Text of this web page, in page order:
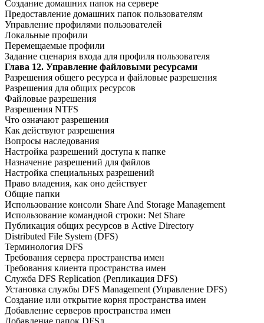
Создание домашних папок на сервере
Предоставление домашних папок пользователям
Управление профилями пользователей
Локальные профили
Перемещаемые профили
Задание сценария входа для профиля пользователя
Глава 12. Управление файловыми ресурсами
Разрешения общего ресурса и файловые разрешения
Разрешения для общих ресурсов
Файловые разрешения
Разрешения NTFS
Что означают разрешения
Как действуют разрешения
Вопросы наследования
Настройка разрешений доступа к папке
Назначение разрешений для файлов
Настройка специальных разрешений
Право владения, как оно действует
Общие папки
Использование консоли Share And Storage Management
Использование командной строки: Net Share
Публикация общих ресурсов в Active Directory
Distributed File System (DFS)
Терминология DFS
Требования сервера пространства имен
Требования клиента пространства имен
Служба DFS Replication (Репликация DFS)
Установка службы DFS Management (Управление DFS)
Создание или открытие корня пространства имен
Добавление серверов пространства имен
Добавление папок DFSл